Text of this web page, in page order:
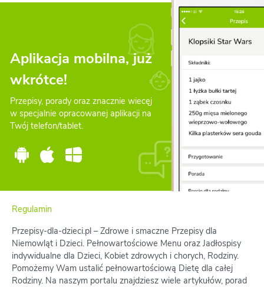
Aplikacja mobilna, już
wkrótce!
Przepisy, porady oraz znacznie wiecęj
w specjalnie opracowanej aplikacji na
Twój telefon/tablet.
Regulamin
Przepisy-dla-dzieci.pl – Zdrowe i smaczne Przepisy dla
Niemowląt i Dzieci. Pełnowartościowe Menu oraz Jadłospisy
indywidualne dla Dzieci, Kobiet zdrowych i chorych, Rodziny.
Pomożemy Wam ustalić pełnowartościową Dietę dla całej
Rodziny. Na naszym portalu znajdziesz wiele artykułów, porad